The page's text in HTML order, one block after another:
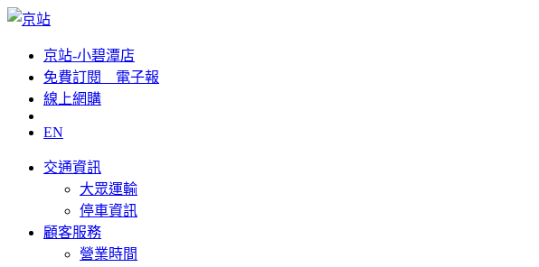
京站-小碧潭店
免費訂閱__電子報
線上網購
EN
交通資訊
大眾運輸
停車資訊
顧客服務
營業時間